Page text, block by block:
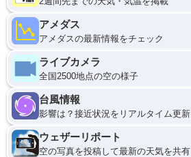
アメダス
アメダスの最新情報をチェック
ライブカメラ
全国2500地点の空の様子
台風情報
影響は？接近状況をリアルタイム更新
ウェザーリポート
空の写真を投稿して最新の天気を共有